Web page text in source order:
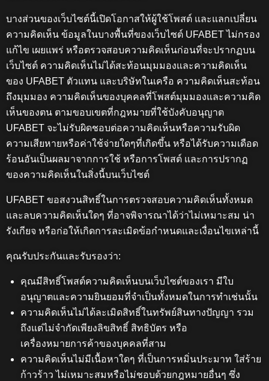
บางส่วนของเว็บไซต์นี้เปิดโอกาสให้ผู้ใช้โพสต์ และแลกเปลี่ยน
ความคิดเห็น ข้อมูลในบางพื้นที่ของเว็บไซต์ UFABET ไม่กรอง
แก้ไข เผยแพร่ หรือตรวจสอบความคิดเห็นก่อนที่จะปรากฏบน
เว็บไซต์ ความคิดเห็นไม่ได้สะท้อนมุมมองและความคิดเห็น
ของ UFABET ตัวแทน และบริษัทในเครือ ความคิดเห็นสะท้อน
ถึงมุมมอง ความคิดเห็นของบุคคลที่โพสต์มุมมองและความคิด
เห็นของตน ตามขอบเขตที่กฎหมายที่ใช้บังคับอนุญาต
UFABET จะไม่รับผิดชอบต่อความคิดเห็นหรือความรับผิด
ความเสียหายหรือค่าใช้จ่ายใดๆที่เกิดขึ้น หรือได้รับความเดือด
ร้อนอันเป็นผลมาจากการใช้ หรือการโพสต์ และการปรากฏ
ของความคิดเห็นในสิ่งนี้บนเว็บไซต์
UFABET ขอสงวนสิทธิ์ในการตรวจสอบความคิดเห็นทั้งหมด
และลบความคิดเห็นใดๆ ที่อาจพิจารณาได้ว่าไม่เหมาะสม น่า
รังเกียจ หรือก่อให้เกิดการละเมิดข้อกำหนดและเงื่อนไขเหล่านี้
คุณรับประกันและรับรองว่า:
คุณมีสิทธิ์โพสต์ความคิดเห็นบนเว็บไซต์ของเรา มีใบ
อนุญาตและความยินยอมที่จำเป็นทั้งหมดในการทำเช่นนั้น
ความคิดเห็นไม่ได้ละเมิดสิทธิ์ในทรัพย์สินทางปัญญา รวม
ถึงแต่ไม่จำกัดเพียงลิขสิทธิ์ สิทธิบัตร หรือ
เครื่องหมายการค้าของบุคคลที่สาม
ความคิดเห็นไม่มีเนื้อหาใดๆ ที่เป็นการหมิ่นประมาท ใส่ร้าย
ก้าวร้าว ไม่เหมาะสมหรือไม่ชอบด้วยกฎหมายอื่นๆ ซึ่ง